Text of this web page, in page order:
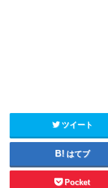
ツイート
はてブ
Pocket